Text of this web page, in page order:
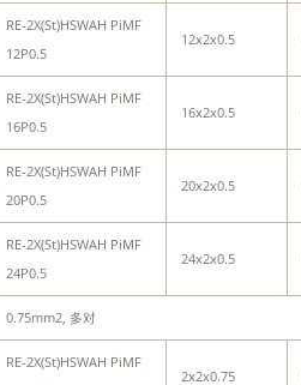
RE-2X(St)HSWAH PiMF
12P0.5
12x2x0.5
RE-2X(St)HSWAH PiMF
16P0.5
16x2x0.5
RE-2X(St)HSWAH PiMF
20P0.5
20x2x0.5
RE-2X(St)HSWAH PiMF
24P0.5
24x2x0.5
0.75mm2, 多对
RE-2X(St)HSWAH PiMF
2x2x0.75